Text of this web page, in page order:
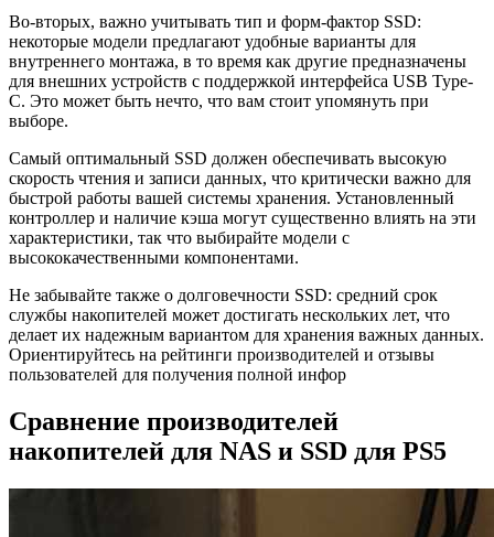
Во-вторых, важно учитывать тип и форм-фактор SSD:
некоторые модели предлагают удобные варианты для
внутреннего монтажа, в то время как другие предназначены
для внешних устройств с поддержкой интерфейса USB Type-
C. Это может быть нечто, что вам стоит упомянуть при
выборе.
Самый оптимальный SSD должен обеспечивать высокую
скорость чтения и записи данных, что критически важно для
быстрой работы вашей системы хранения. Установленный
контроллер и наличие кэша могут существенно влиять на эти
характеристики, так что выбирайте модели с
высококачественными компонентами.
Не забывайте также о долговечности SSD: средний срок
службы накопителей может достигать нескольких лет, что
делает их надежным вариантом для хранения важных данных.
Ориентируйтесь на рейтинги производителей и отзывы
пользователей для получения полной инфор
Сравнение производителей
накопителей для NAS и SSD для PS5